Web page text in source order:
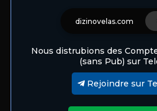
dizinovelas.com
Nous distrubions des
(sans Pub) sur
Rejoindre sur